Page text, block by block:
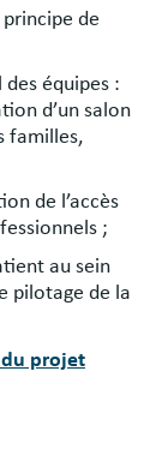
principe de
équipes :
d’un salon
familles,
de l’accès
;
au sein
pilotage de la
du projet